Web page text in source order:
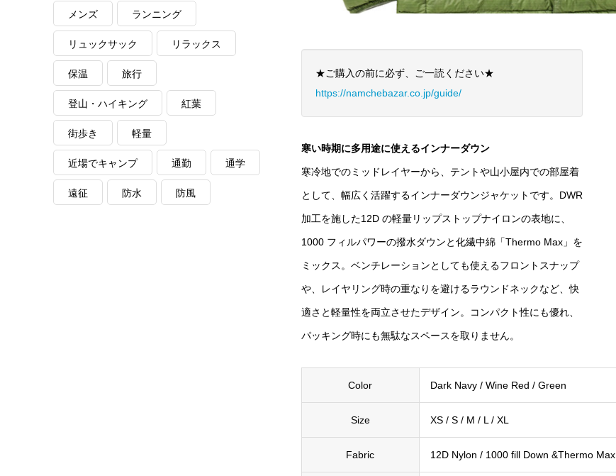
★ご購入の前に必ず、ご一読ください★
https://namchebazar.co.jp/guide/
寒い時期に多用途に使えるインナーダウン
寒冷地でのミッドレイヤーから、テントや山小屋内での部屋着
として、幅広く活躍するインナーダウンジャケットです。DWR
加工を施した12D の軽量リップストップナイロンの表地に、
1000 フィルパワーの撥水ダウンと化繊中綿「Thermo Max」を
ミックス。ベンチレーションとしても使えるフロントスナップ
や、レイヤリング時の重なりを避けるラウンドネックなど、快
適さと軽量性を両立させたデザイン。コンパクト性にも優れ、
パッキング時にも無駄なスペースを取りません。
Color Dark Navy / Wine Red / Green
Size XS / S / M / L / XL
Fabric 12D Nylon / 1000 fill Down &Thermo Max
メンズ ランニング
リュックサック リラックス
保温 旅行
登山・ハイキング 紅葉
街歩き 軽量
近場でキャンプ 通勤 通学
遠征 防水 防風